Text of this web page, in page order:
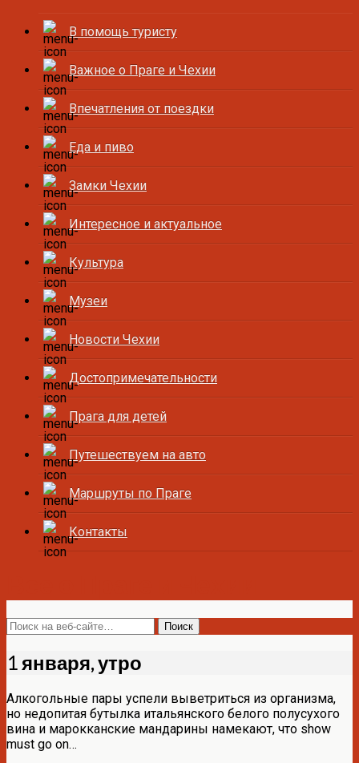
В помощь туристу
Важное о Праге и Чехии
Впечатления от поездки
Еда и пиво
Замки Чехии
Интересное и актуальное
Культура
Музеи
Новости Чехии
Достопримечательности
Прага для детей
Путешествуем на авто
Маршруты по Праге
Контакты
1 января, утро
Алкогольные пары успели выветриться из организма,
но недопитая бутылка итальянского белого полусухого
вина и марокканские мандарины намекают, что show
must go on…